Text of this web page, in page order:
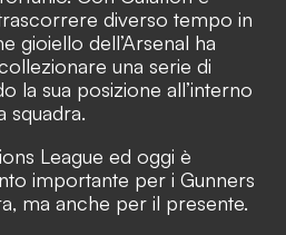
diverso tempo in
gioiello dell’Arsenal ha
una serie di
la sua posizione all’interno
squadra.
League ed oggi è
importante per i Gunners
ma anche per il presente.